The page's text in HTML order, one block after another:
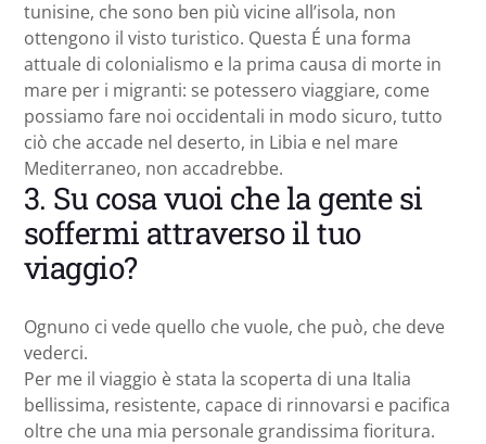
tunisine, che sono ben più vicine all’isola, non
ottengono il visto turistico. Questa É una forma
attuale di colonialismo e la prima causa di morte in
mare per i migranti: se potessero viaggiare, come
possiamo fare noi occidentali in modo sicuro, tutto
ciò che accade nel deserto, in Libia e nel mare
Mediterraneo, non accadrebbe.
3. Su cosa vuoi che la gente si
soffermi attraverso il tuo
viaggio?
Ognuno ci vede quello che vuole, che può, che deve
vederci.
Per me il viaggio è stata la scoperta di una Italia
bellissima, resistente, capace di rinnovarsi e pacifica
oltre che una mia personale grandissima fioritura.